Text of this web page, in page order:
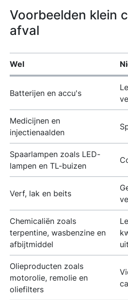
Voorbeelden klein
afval
Wel
Batterijen en accu's
Medicijnen en
injectienaalden
Spaarlampen zoals LED-
lampen en TL-buizen
Verf, lak en beits
Chemicaliën zoals
terpentine, wasbenzine en
afbijtmiddel
Olieproducten zoals
motorolie, remolie en
oliefilters